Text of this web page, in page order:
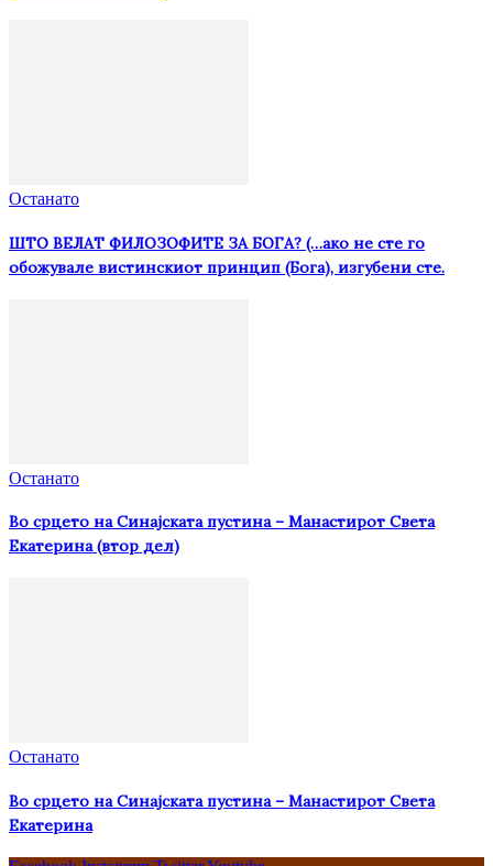
Останато
ШТО ВЕЛАТ ФИЛОЗОФИТЕ ЗА БОГА? (…ако не сте го
обожувале вистинскиот принцип (Бога), изгубени сте.
Останато
Во срцето на Синајската пустина – Манастирот Света
Екатерина (втор дел)
Останато
Во срцето на Синајската пустина – Манастирот Света
Екатерина